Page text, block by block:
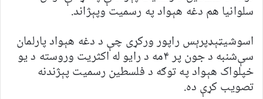
سلوانیا هم دغه هېواد په رسمیت وپېژاند.
اسوشیټېډپرېس راپور ورکړی چې د دغه هېواد پارلمان
سې‌‌شنبه د جون پر ۴مه د رایو له اکثریت وروسته د یو
خپلواک هېواد په توګه د فلسطین رسمیت پېژندنه
تصویب کړې ده.